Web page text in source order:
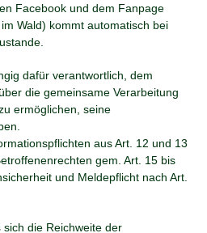
Facebook und dem Fanpage
Wald) kommt automatisch bei
dafür verantwortlich, dem
die gemeinsame Verarbeitung
ermöglichen, seine
aus Art. 12 und 13
gem. Art. 15 bis
und Meldepflicht nach Art.
die Reichweite der